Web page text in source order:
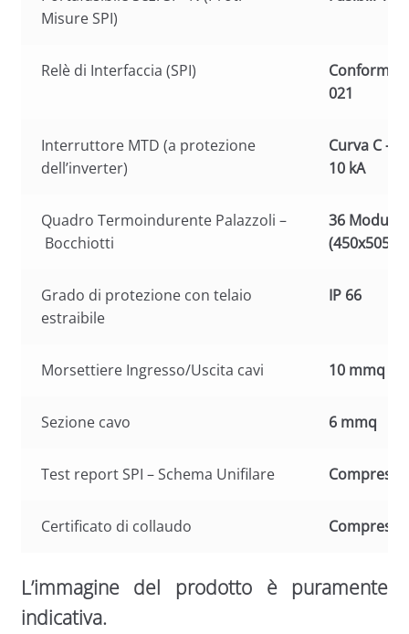
Misure SPI)
Relè di Interfaccia (SPI)
Conforme
021
Interruttore MTD (a protezione
dell’inverter)
Curva C –
10 kA
Quadro Termoindurente Palazzoli –
Bocchiotti
36 Moduli
Grado di protezione con telaio
estraibile
IP 66
Morsettiere Ingresso/Uscita cavi 10 mmq
Sezione cavo 6 mmq
Test report SPI – Schema Unifilare Compreso
Certificato di collaudo Compreso
L’immagine del prodotto è puramente
indicativa.